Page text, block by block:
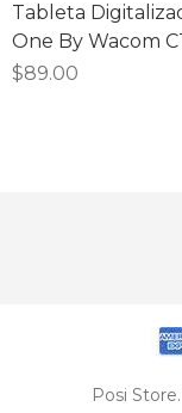
Tableta
One By Wacom
$89.00
Posi